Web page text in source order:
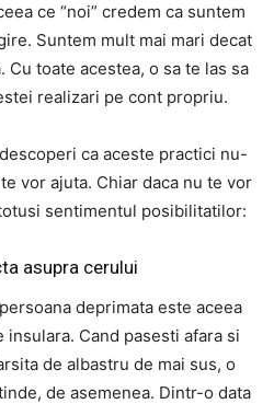
ce “noi” credem ca suntem
Suntem mult mai mari decat
Cu toate acestea, o sa te las sa
realizari pe cont propriu.
ca aceste practici nu-
vor ajuta. Chiar daca nu te vor
sentimentul posibilitatilor:
asupra cerului
deprimata este aceea
Cand pasesti afara si
de albastru de mai sus, o
de asemenea. Dintr-o data